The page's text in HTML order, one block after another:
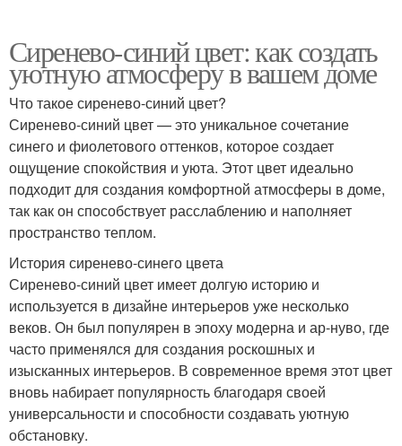
Сиренево-синий цвет: как создать
уютную атмосферу в вашем доме
Что такое сиренево-синий цвет?
Сиренево-синий цвет — это уникальное сочетание
синего и фиолетового оттенков, которое создает
ощущение спокойствия и уюта. Этот цвет идеально
подходит для создания комфортной атмосферы в доме,
так как он способствует расслаблению и наполняет
пространство теплом.
История сиренево-синего цвета
Сиренево-синий цвет имеет долгую историю и
используется в дизайне интерьеров уже несколько
веков. Он был популярен в эпоху модерна и ар-нуво, где
часто применялся для создания роскошных и
изысканных интерьеров. В современное время этот цвет
вновь набирает популярность благодаря своей
универсальности и способности создавать уютную
обстановку.